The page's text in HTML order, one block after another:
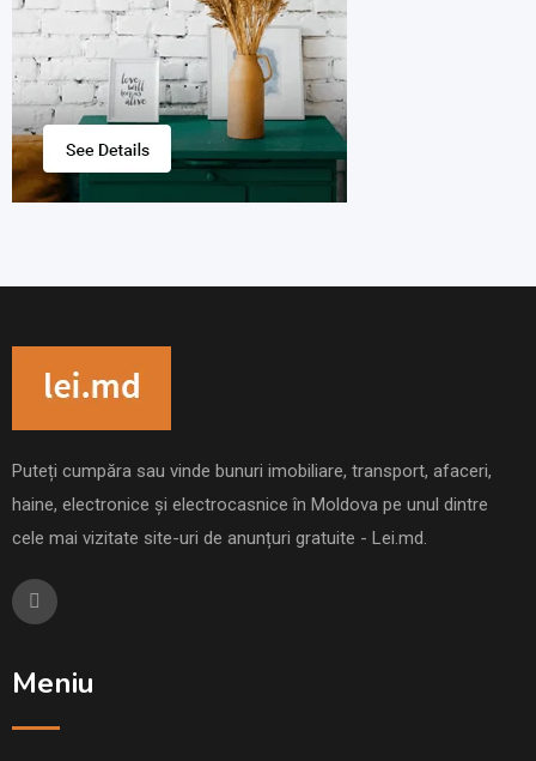
Puteți cumpăra sau vinde bunuri imobiliare, transport, afaceri,
haine, electronice și electrocasnice în Moldova pe unul dintre
cele mai vizitate site-uri de anunțuri gratuite - Lei.md.
Meniu